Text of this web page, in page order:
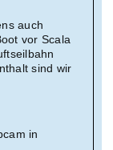
auch
vor Scala
sind wir
in